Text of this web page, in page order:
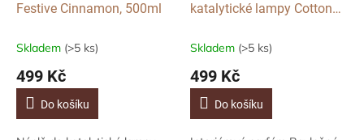
Festive Cinnamon, 500ml
Skladem (>5 ks)
499 Kč
Do košíku
katalytické lampy Cotton
Skladem (>5 ks)
499 Kč
Do košíku